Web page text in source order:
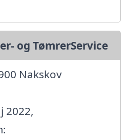
og TømrerService
Nakskov
2022,